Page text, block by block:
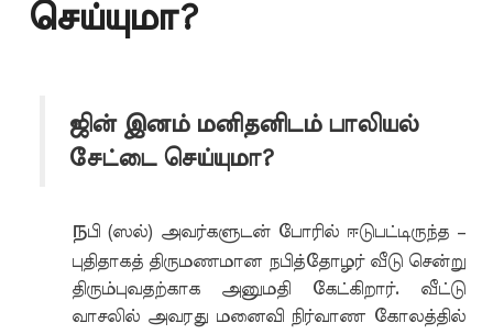
செய்யுமா?
ஜின் இனம் மனிதனிடம் பாலியல்
சேட்டை செய்யுமா?
நபி (ஸல்) அவர்களுடன் போரில் ஈடுபட்டிருந்த –
புதிதாகத் திருமணமான நபித்தோழர் வீடு சென்று
திரும்புவதற்காக அனுமதி கேட்கிறார். வீட்டு
வாசலில் அவரது மனைவி நிர்வாண கோலத்தில்